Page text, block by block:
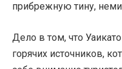
прибрежную тину,
Дело в том, что
горячих источников,